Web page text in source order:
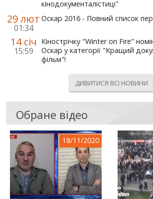
кінодокументалістиці"
29 лют
01:34
Оскар 2016 - Повний список
14 січ
15:59
Кінострічку "Winter on Fire"
Оскар у категорії "Кращий
фільм"!
ДИВИТИСЯ ВСІ НОВИНИ
Обране відео
18/11/2020